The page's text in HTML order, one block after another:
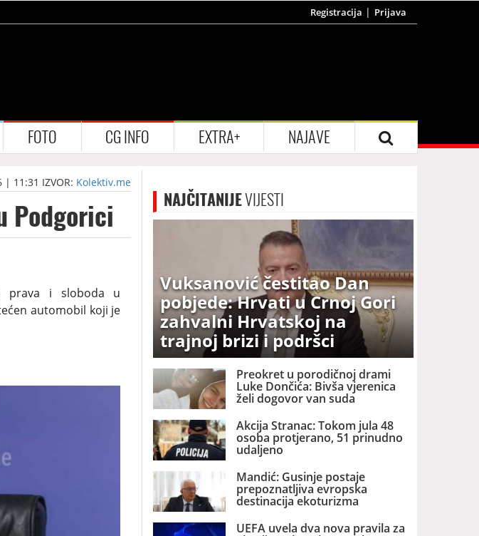
Registracija Prijava
FOTO CG INFO EXTRA+ NAJAVE
| 11:31 IZVOR: Kolektiv.me
Podgorici
prava i sloboda u
automobil koji je
NAJČITANIJEVIJESTI
Vuksanović čestitao Dan
pobjede: Hrvati u Crnoj Gori
zahvalni Hrvatskoj na
trajnoj brizi i podršci
Preokret u porodičnoj drami
Luke Dončića: Bivša vjerenica
želi dogovor van suda
Akcija Stranac: Tokom jula 48
osoba protjerano, 51 prinudno
udaljeno
Mandić: Gusinje postaje
prepoznatljiva evropska
destinacija ekoturizma
UEFA uvela dva nova pravila za